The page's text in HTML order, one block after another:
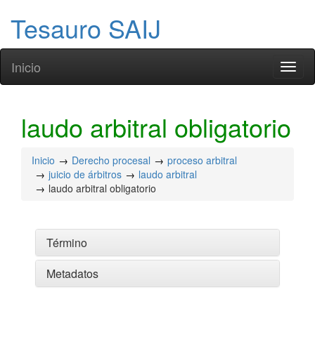
Tesauro SAIJ
Inicio
laudo arbitral obligatorio
Inicio Derecho procesal
proceso arbitral
juicio de árbitros
laudo arbitral
laudo arbitral obligatorio
Término
Metadatos